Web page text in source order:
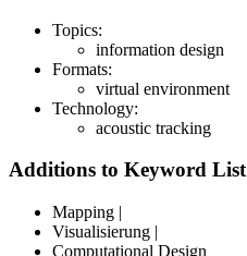
Topics:
information design
Formats:
virtual environment
Technology:
acoustic tracking
Additions to Keyword List
Mapping |
Visualisierung |
Computational Design